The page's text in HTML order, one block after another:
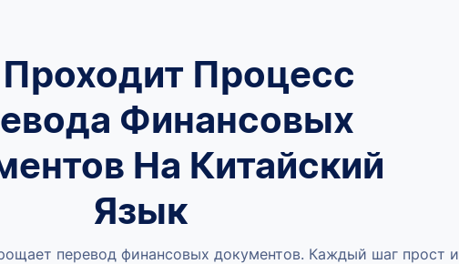
Процесс
Финансовых
На Китайский
Язык
перевод финансовых документов. Каждый шаг прост и